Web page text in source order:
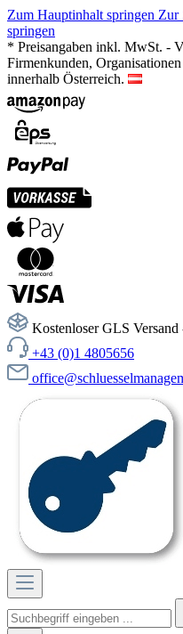
Zum Hauptinhalt springen Zur
springen
* Preisangaben inkl. MwSt. -
Firmenkunden,
innerhalb Österreich.
Kostenloser GLS
+43 (0)1 4805656